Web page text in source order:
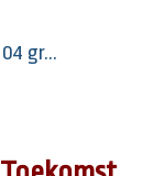
gr...